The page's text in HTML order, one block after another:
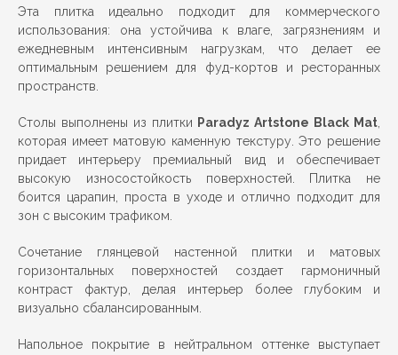
Эта плитка идеально подходит для коммерческого
использования: она устойчива к влаге, загрязнениям и
ежедневным интенсивным нагрузкам, что делает ее
оптимальным решением для фуд-кортов и ресторанных
пространств.
Столы выполнены из плитки Paradyz Artstone Black Mat
которая имеет матовую каменную текстуру. Это решение
придает интерьеру премиальный вид и обеспечивает
высокую износостойкость поверхностей. Плитка не
боится царапин, проста в уходе и отлично подходит для
зон с высоким трафиком.
Сочетание глянцевой настенной плитки и матовых
горизонтальных поверхностей создает гармоничный
контраст фактур, делая интерьер более глубоким и
визуально сбалансированным.
Напольное покрытие в нейтральном оттенке выступает